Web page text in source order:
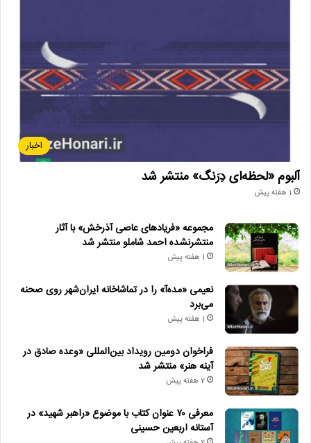
اخبار
آلبوم «لحظه‌ای دِرَنگ» منتشر شد
1 هفته پیش
مجموعه «فریادهای عاصی آذرخش» با آثار
منتشرنشده احمد شاملو منتشر شد
1 هفته پیش
نعیمی «مده‌آ» را در تماشاخانه ایران‌شهر روی صحنه
می‌برد
1 هفته پیش
فراخوان دومین رویداد بین‌المللی «وعده صادق در
آینه هنر» منتشر شد
2 هفته پیش
معرفی ۷۰ عنوان کتاب با موضوع «راهبر شهید» در
آستانه اربعین حسینی